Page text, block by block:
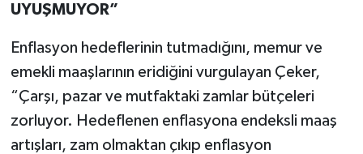
UYUŞMUYOR”
Enflasyon hedeflerinin tutmadığını, memur ve
emekli maaşlarının eridiğini vurgulayan Çeker,
“Çarşı, pazar ve mutfaktaki zamlar bütçeleri
zorluyor. Hedeflenen enflasyona endeksli maaş
artışları, zam olmaktan çıkıp enflasyon